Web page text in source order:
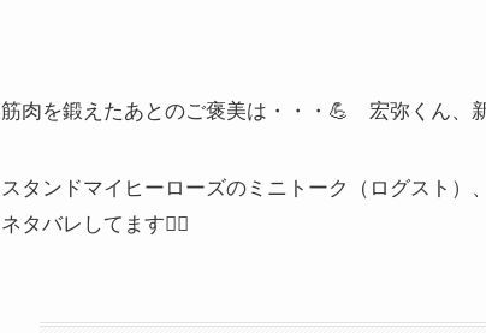
筋肉を鍛えたあとのご褒美は・・・💪 宏弥くん、
スタンドマイヒーローズのミニトーク（ログスト）
ネタバレしてます🙇‍♂️